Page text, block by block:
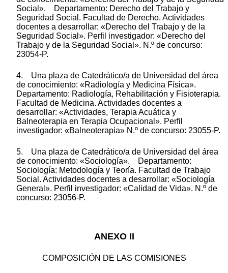
Social». Departamento: Derecho del Trabajo y
Seguridad Social. Facultad de Derecho. Actividades
docentes a desarrollar: «Derecho del Trabajo y de la
Seguridad Social». Perfil investigador: «Derecho del
Trabajo y de la Seguridad Social». N.º de concurso:
23054-P.
4. Una plaza de Catedrático/a de Universidad del área
de conocimiento: «Radiología y Medicina Física».
Departamento: Radiología, Rehabilitación y Fisioterapia.
Facultad de Medicina. Actividades docentes a
desarrollar: «Actividades, Terapia Acuática y
Balneoterapia en Terapia Ocupacional». Perfil
investigador: «Balneoterapia» N.º de concurso: 23055-P.
5. Una plaza de Catedrático/a de Universidad del área
de conocimiento: «Sociología». Departamento:
Sociología: Metodología y Teoría. Facultad de Trabajo
Social. Actividades docentes a desarrollar: «Sociología
General». Perfil investigador: «Calidad de Vida». N.º de
concurso: 23056-P.
ANEXO II
COMPOSICIÓN DE LAS COMISIONES